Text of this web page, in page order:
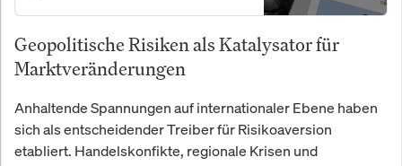
Geopolitische Risiken als Katalysator für
Marktveränderungen
Anhaltende Spannungen auf internationaler Ebene haben
sich als entscheidender Treiber für Risikoaversion
etabliert. Handelskonfikte, regionale Krisen und